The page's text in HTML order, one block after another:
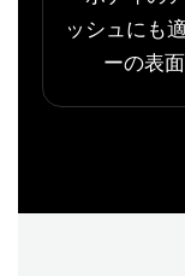
ッシュにも
ーの表